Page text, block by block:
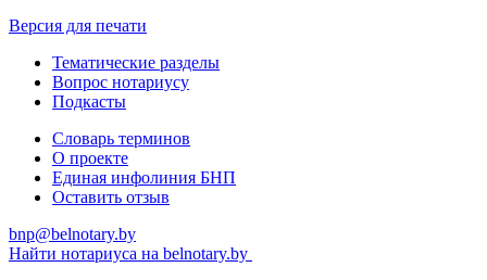
Версия для печати
Тематические разделы
Вопрос нотариусу
Подкасты
Словарь терминов
О проекте
Единая инфолиния БНП
Оставить отзыв
bnp@belnotary.by
Найти нотариуса на belnotary.by